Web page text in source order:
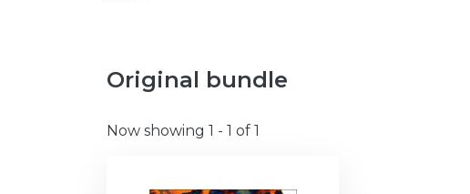
Original bundle
Now showing 1 - 1 of 1